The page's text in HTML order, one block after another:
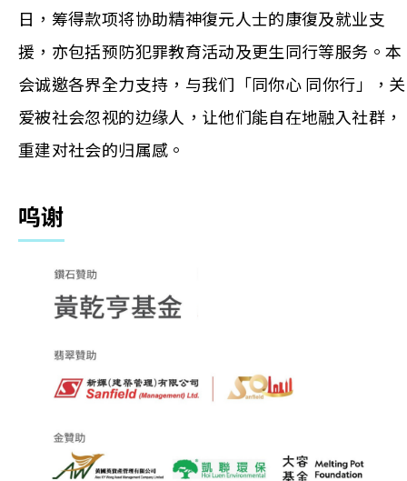
日，筹得款项将协助精神復元人士的康復及就业支
援，亦包括预防犯罪教育活动及更生同行等服务。本
会诚邀各界全力支持，与我们「同你心 同你行」，关
爱被社会忽视的边缘人，让他们能自在地融入社群，
重建对社会的归属感。
呜谢